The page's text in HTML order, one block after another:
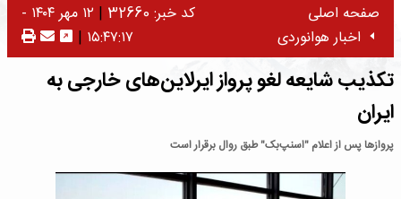
صفحه اصلی
اخبار هوانوردی
کد خبر: 32660 |
۱۲ مهر ۱۴۰۴ -
۱۵:۴۷:۱۷ |
تکذیب شایعه لغو پرواز ایرلاین‌های خارجی به
ایران
پروازها پس‌ از اعلام "اسنپ‌بک" طبق روال برقرار است